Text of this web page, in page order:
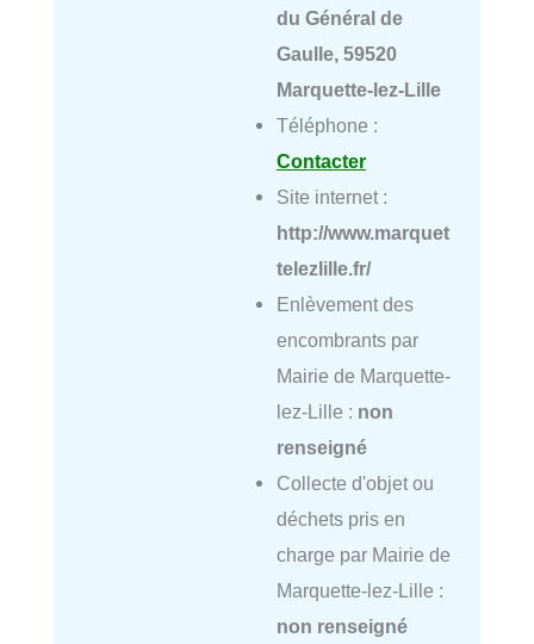
du Général de
Gaulle, 59520
Marquette-lez-Lille
Téléphone :
Contacter
Site internet :
http://www.marquet
telezlille.fr/
Enlèvement des
encombrants par
Mairie de Marquette-
lez-Lille : non
renseigné
Collecte d'objet ou
déchets pris en
charge par Mairie de
Marquette-lez-Lille :
non renseigné